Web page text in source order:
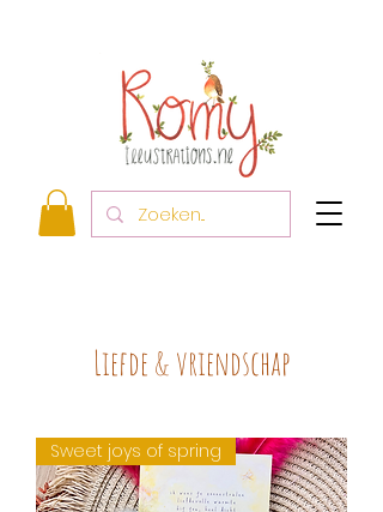
Liefde & vriendschap
Sweet joys of spring